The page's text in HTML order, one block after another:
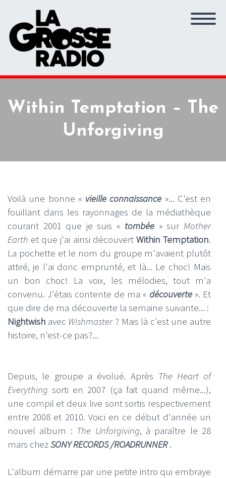
Within Temptation – The
Unforgiving
Voilà une bonne « vieille connaissance »... C'est en
fouillant dans les rayonnages de la médiathèque
courant 2001 que je suis « tombée » surMother
Earth et que j'ai ainsi découvert Within Temptation.
La pochette et le nom du groupe m'avaient plutôt
attiré, je l'ai donc emprunté, et là... Le choc! Mais
un bon choc! La voix, les mélodies, tout m'a
convenu. J'étais contente de ma « découverte ». Et
que dire de ma découverte la semaine suivante... :
Nightwish avec Wishmaster ? Mais là c'est une autre
histoire, n'est-ce pas?...
Depuis, le groupe a évolué. Après The Heart of
Everything sorti en 2007 (ça fait quand même...),
une compil et deux live sont sortis respectivement
entre 2008 et 2010. Voici en ce début d'année un
nouvel album : The Unforgiving, à paraître le 28
mars chezSONY RECORDS /ROADRUNNER.
L'album démarre par une petite intro qui embraye